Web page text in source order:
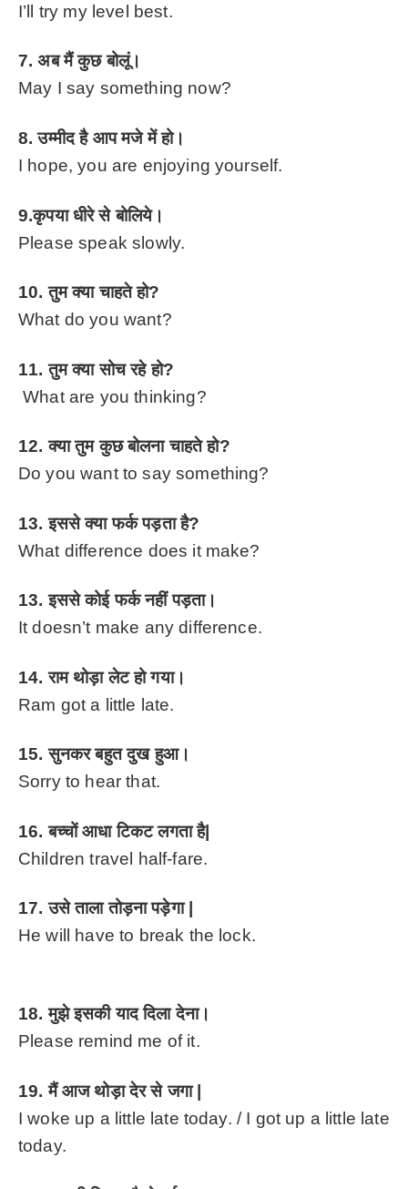
I’ll try my level best.
7. अब मैं कुछ बोलूं।
May I say something now?
8. उम्मीद है आप मजे में हो।
I hope, you are enjoying yourself.
9.कृपया धीरे से बोलिये।
Please speak slowly.
10. तुम क्या चाहते हो?
What do you want?
11. तुम क्या सोच रहे हो?
What are you thinking?
12. क्या तुम कुछ बोलना चाहते हो?
Do you want to say something?
13. इससे क्या फर्क पड़ता है?
What difference does it make?
13. इससे कोई फर्क नहीं पड़ता।
It doesn’t make any difference.
14. राम थोड़ा लेट हो गया।
Ram got a little late.
15. सुनकर बहुत दुख हुआ।
Sorry to hear that.
16. बच्चों आधा टिकट लगता है|
Children travel half-fare.
17. उसे ताला तोड़ना पड़ेगा |
He will have to break the lock.
18. मुझे इसकी याद दिला देना।
Please remind me of it.
19. मैं आज थोड़ा देर से जगा |
I woke up a little late today. / I got up a little late
today.